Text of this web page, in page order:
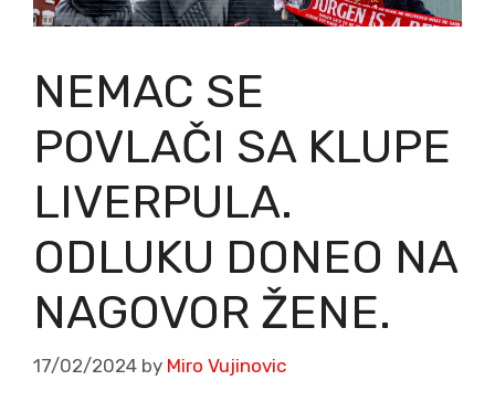
NEMAC SE
POVLAČI SA KLUPE
LIVERPULA.
ODLUKU DONEO NA
NAGOVOR ŽENE.
17/02/2024 by Miro Vujinovic